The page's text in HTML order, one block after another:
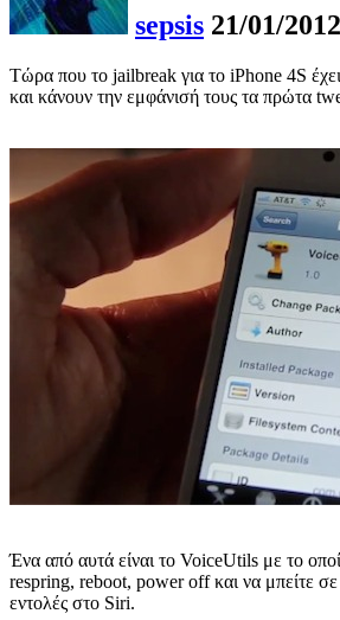
sepsis 21/01/2012
Τώρα που το jailbreak για το iPhone 4S
και κάνουν την εμφάνισή τους τα πρώτα
Ένα από αυτά είναι το VoiceUtils με το
respring, reboot, power off και να μπείτε σε
εντολές στο Siri.